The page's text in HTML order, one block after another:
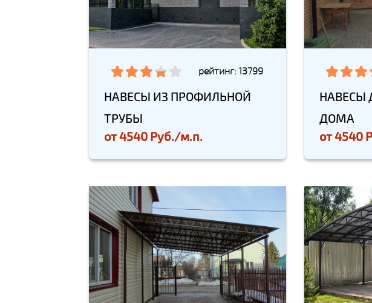
рейтинг: 13799
НАВЕСЫ ИЗ ПРОФИЛЬНОЙ
ТРУБЫ
от4540 Руб./м.п.
НАВЕСЫ
ДОМА
от4540